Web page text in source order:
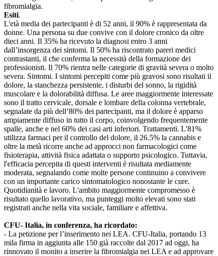
fibromialgia.
Esiti.
L'età media dei partecipanti è di 52 anni, il 90% è rappresentata da
donne. Una persona su due convive con il dolore cronico da oltre
dieci anni. Il 35% ha ricevuto la diagnosi entro 3 anni
dall’insorgenza dei sintomi. Il 50% ha riscontrato pareri medici
contrastanti, il che conferma la necessità della formazione dei
professionisti. Il 70% rientra nelle categorie di gravità severa o molto
severa. Sintomi. I sintomi percepiti come più gravosi sono risultati il
dolore, la stanchezza persistente, i disturbi del sonno, la rigidità
muscolare e la dolorabilità diffusa. Le aree maggiormente interessate
sono il tratto cervicale, dorsale e lombare della colonna vertebrale,
segnalate da più dell’80% dei partecipanti, ma il dolore è apparso
ampiamente diffuso in tutto il corpo, coinvolgendo frequentemente
spalle, anche e nel 60% dei casi arti inferiori. Trattamenti. L'81%
utilizza farmaci per il controllo del dolore, il 26.5% la cannabis e
oltre la metà ricorre anche ad approcci non farmacologici come
fisioterapia, attività fisica adattata o supporto psicologico. Tuttavia,
l'efficacia percepita di questi interventi è risultata mediamente
moderata, segnalando come molte persone continuino a convivere
con un importante carico sintomatologico nonostante le cure.
Quotidianità e lavoro. L'ambito maggiormente compromesso è
risultato quello lavorativo, ma punteggi molto elevati sono stati
registrati anche nella vita sociale, familiare e affettiva.
CFU- Italia, in conferenza, ha ricordato:
- La petizione per l’inserimento nei LEA. CFU-Italia, portando 13
mila firma in aggiunta alle 150 già raccolte dal 2017 ad oggi, ha
rinnovato il monito a inserire la fibromialgia nei LEA e ad approvare